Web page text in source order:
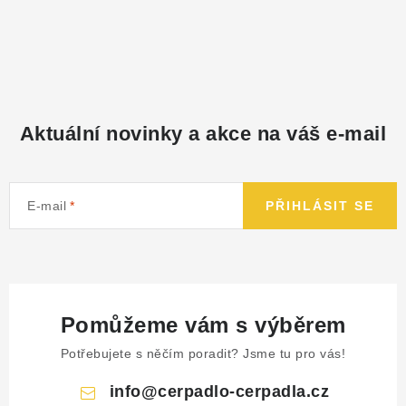
Aktuální novinky a akce na váš e-mail
E-mail PŘIHLÁSIT SE
Pomůžeme vám s výběrem
Potřebujete s něčím poradit? Jsme tu pro vás!
info@cerpadlo-cerpadla.cz